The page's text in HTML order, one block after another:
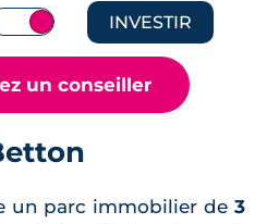
INVESTIR
un conseiller
un parc immobilier de 3